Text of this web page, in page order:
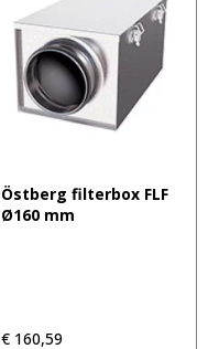
Östberg filterbox FLF
Ø160 mm
€ 160,59